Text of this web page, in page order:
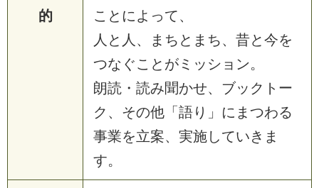
的
ことによって、
人と人、まちとまち、昔と今を
つなぐことがミッション。
朗読・読み聞かせ、ブックトー
ク、その他「語り」にまつわる
事業を立案、実施していきま
す。